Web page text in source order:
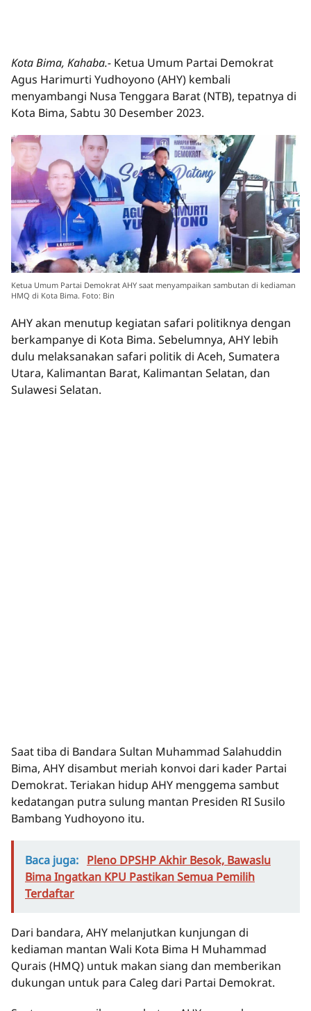
Kota Bima, Kahaba.- Ketua Umum Partai Demokrat
Agus Harimurti Yudhoyono (AHY) kembali
menyambangi Nusa Tenggara Barat (NTB), tepatnya di
Kota Bima, Sabtu 30 Desember 2023.
Ketua Umum Partai Demokrat AHY saat menyampaikan sambutan di kediaman
HMQ di Kota Bima. Foto: Bin
AHY akan menutup kegiatan safari politiknya dengan
berkampanye di Kota Bima. Sebelumnya, AHY lebih
dulu melaksanakan safari politik di Aceh, Sumatera
Utara, Kalimantan Barat, Kalimantan Selatan, dan
Sulawesi Selatan.
Saat tiba di Bandara Sultan Muhammad Salahuddin
Bima, AHY disambut meriah konvoi dari kader Partai
Demokrat. Teriakan hidup AHY menggema sambut
kedatangan putra sulung mantan Presiden RI Susilo
Bambang Yudhoyono itu.
Baca juga: Pleno DPSHP Akhir Besok, Bawaslu
Bima Ingatkan KPU Pastikan Semua Pemilih
Terdaftar
Dari bandara, AHY melanjutkan kunjungan di
kediaman mantan Wali Kota Bima H Muhammad
Qurais (HMQ) untuk makan siang dan memberikan
dukungan untuk para Caleg dari Partai Demokrat.